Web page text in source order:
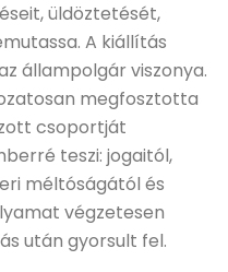
üldöztetését,
A kiállítás
állampolgár viszonya.
megfosztotta
csoportját
teszi: jogaitól,
méltóságától és
végzetesen
után gyorsult fel.